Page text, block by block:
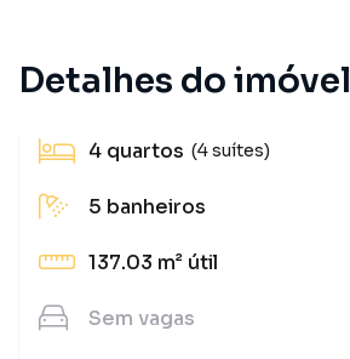
Detalhes do imóvel
4 quartos (4 suítes)
5 banheiros
137.03 m² útil
Sem vagas